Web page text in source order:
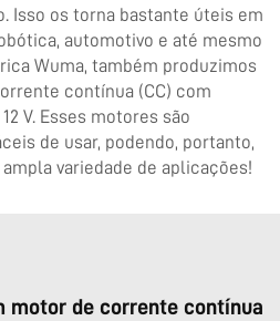
Isso os torna bastante úteis em
automotivo e até mesmo
Wuma, também produzimos
contínua (CC) com
V. Esses motores são
de usar, podendo, portanto,
variedade de aplicações!
motor de corrente contínua